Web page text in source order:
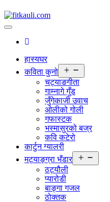
हास्यघर
कविता कुनो
menu
चट्याङगीता
गाम्नागे गुँड
जुँगेकाजी उवाच
ओलीको गोली
गफास्टक
भस्मासुरको बज्र
कवि कटेरो
कार्टुन ग्यालरी
मट्याङ्ग्रा भँडार
menu
ठट्यौली
प्यारोडी
बाङ्गा गजल
ठोक्तक